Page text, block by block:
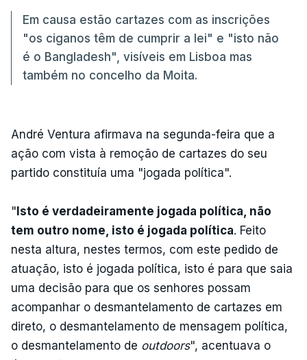
Em causa estão cartazes com as inscrições
"os ciganos têm de cumprir a lei" e "isto não
é o Bangladesh", visíveis em Lisboa mas
também no concelho da Moita.
André Ventura afirmava na segunda-feira que a
ação com vista à remoção de cartazes do seu
partido constituía uma "jogada política".
"Isto é verdadeiramente jogada política, não
tem outro nome, isto é jogada política. Feito
nesta altura, nestes termos, com este pedido de
atuação, isto é jogada política, isto é para que saia
uma decisão para que os senhores possam
acompanhar o desmantelamento de cartazes em
direto, o desmantelamento de mensagem política,
o desmantelamento de outdoors", acentuava o